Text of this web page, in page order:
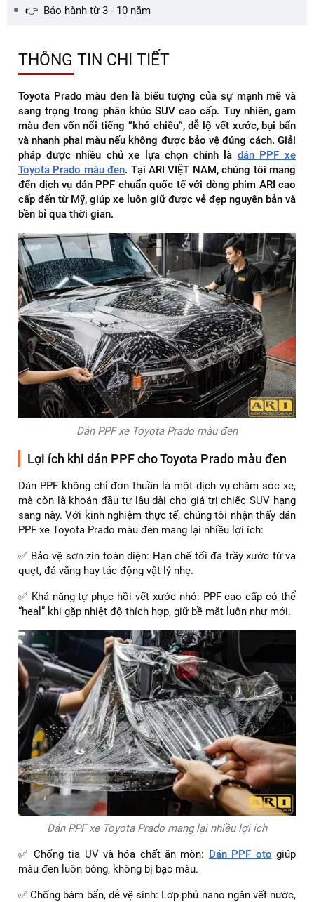
👉 Bảo hành từ 3 - 10 năm
THÔNG TIN CHI TIẾT
Toyota Prado màu đen là biểu tượng của sự mạnh mẽ và
sang trọng trong phân khúc SUV cao cấp. Tuy nhiên, gam
màu đen vốn nổi tiếng “khó chiều”, dễ lộ vết xước, bụi bẩn
và nhanh phai màu nếu không được bảo vệ đúng cách. Giải
pháp được nhiều chủ xe lựa chọn chính là dán PPF xe
Toyota Prado màu đen. Tại ARI VIỆT NAM, chúng tôi mang
đến dịch vụ dán PPF chuẩn quốc tế với dòng phim ARI cao
cấp đến từ Mỹ, giúp xe luôn giữ được vẻ đẹp nguyên bản và
bền bỉ qua thời gian.
Dán PPF xe Toyota Prado màu đen
Lợi ích khi dán PPF cho Toyota Prado màu đen
Dán PPF không chỉ đơn thuần là một dịch vụ chăm sóc xe,
mà còn là khoản đầu tư lâu dài cho giá trị chiếc SUV hạng
sang này. Với kinh nghiệm thực tế, chúng tôi nhận thấy dán
PPF xe Toyota Prado màu đen mang lại nhiều lợi ích:
✅ Bảo vệ sơn zin toàn diện: Hạn chế tối đa trầy xước từ va
quẹt, đá văng hay tác động vật lý nhẹ.
✅ Khả năng tự phục hồi vết xước nhỏ: PPF cao cấp có thể
“heal” khi gặp nhiệt độ thích hợp, giữ bề mặt luôn như mới.
Dán PPF xe Toyota Prado mang lại nhiều lợi ích
✅ Chống tia UV và hóa chất ăn mòn: Dán PPF oto giúp
màu đen luôn bóng, không bị bạc màu.
✅ Chống bám bẩn, dễ vệ sinh: Lớp phủ nano ngăn vết nước,